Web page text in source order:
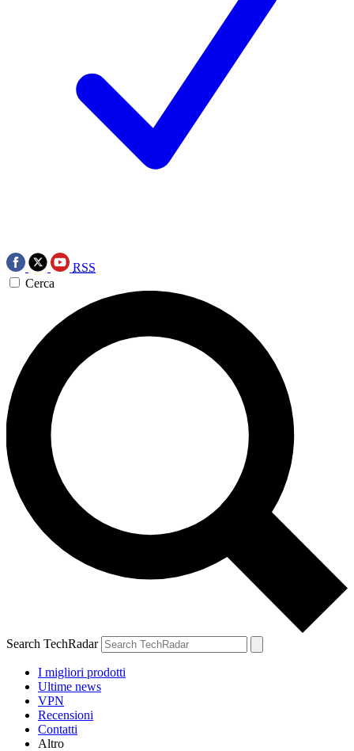
RSS
Cerca
Search TechRadar
I migliori prodotti
Ultime news
VPN
Recensioni
Contatti
Altro